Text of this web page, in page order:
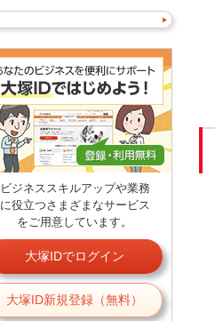
ビジネススキルアップや業務
に役立つさまざまなサービス
をご用意しています。
大塚IDでログイン
大塚ID新規登録（無料）